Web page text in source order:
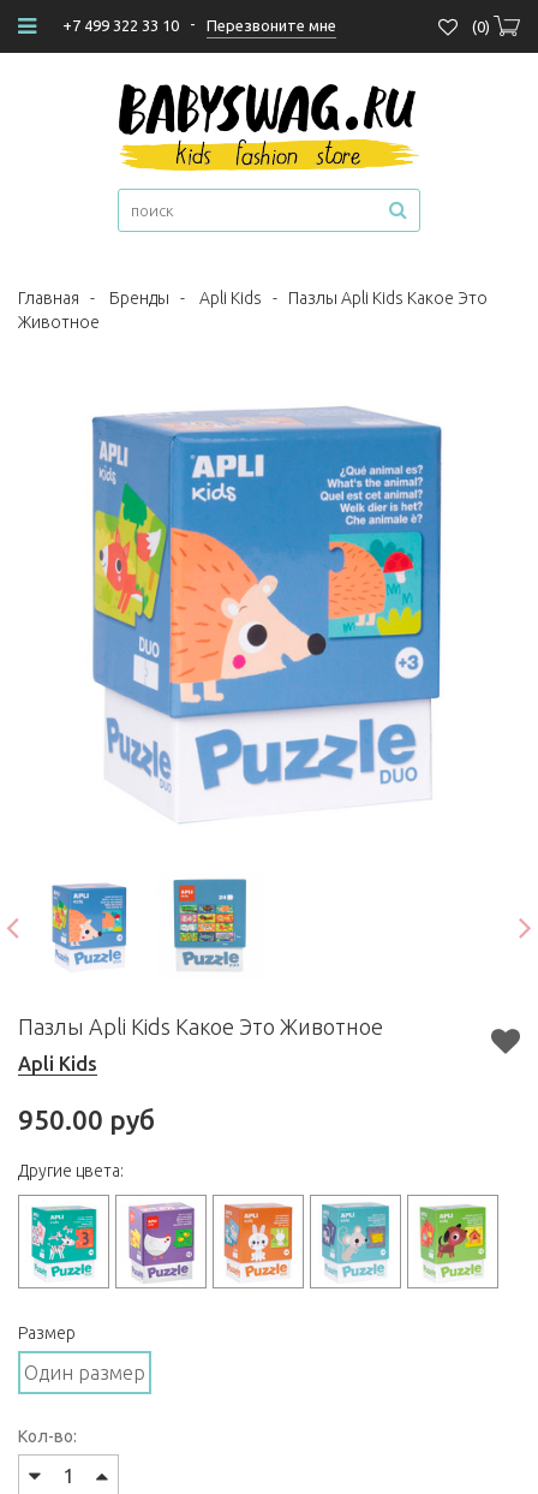
+7 499 322 33 10 - Перезвоните мне (0)
Главная - Бренды - Apli Kids - Пазлы Apli Kids Какое Это
Животное
Пазлы Apli Kids Какое Это Животное
Apli Kids
950.00 руб
Другие цвета:
Размер
Один размер
Кол-во: